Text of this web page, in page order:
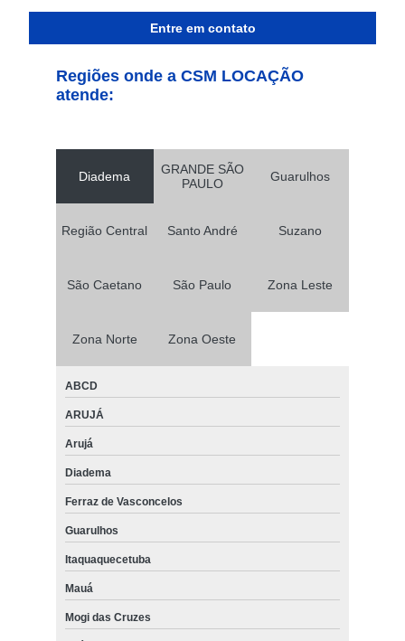
Entre em contato
Regiões onde a CSM LOCAÇÃO
atende:
Diadema
GRANDE SÃO
PAULO
Guarulhos
Região Central Santo André Suzano
São Caetano São Paulo Zona Leste
Zona Norte Zona Oeste
ABCD
ARUJÁ
Arujá
Diadema
Ferraz de Vasconcelos
Guarulhos
Itaquaquecetuba
Mauá
Mogi das Cruzes